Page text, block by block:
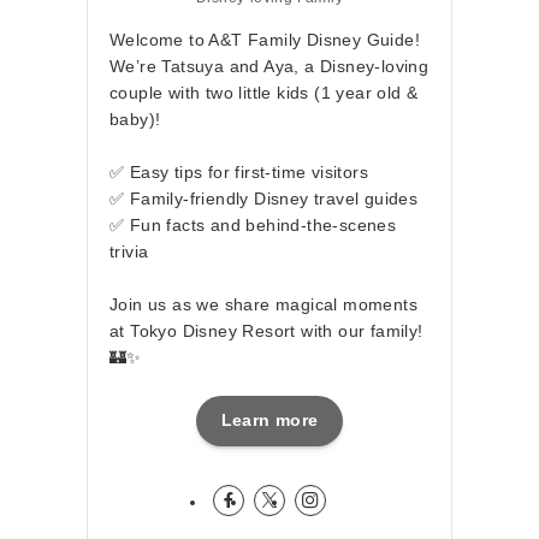
Welcome to A&T Family Disney Guide!
We’re Tatsuya and Aya, a Disney-loving
couple with two little kids (1 year old &
baby)!
✅ Easy tips for first-time visitors
✅ Family-friendly Disney travel guides
✅ Fun facts and behind-the-scenes
trivia
Join us as we share magical moments
at Tokyo Disney Resort with our family!
🏰✨
Learn more